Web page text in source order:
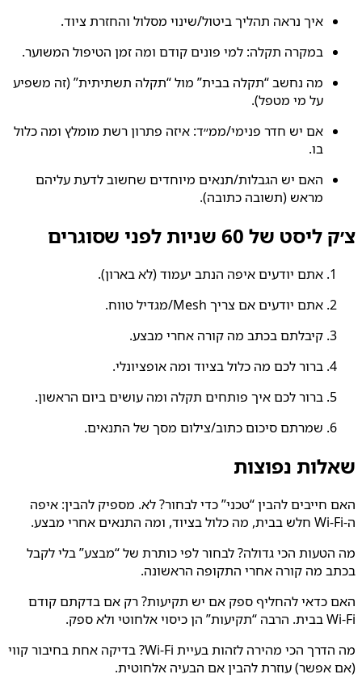
איך נראה תהליך ביטול/שינוי מסלול והחזרת ציוד.
במקרה תקלה: למי פונים קודם ומה זמן הטיפול המשוער.
מה נחשב “תקלה בבית” מול “תקלה תשתיתית” (זה משפיע
על מי מטפל).
אם יש חדר פנימי/ממ״ד: איזה פתרון רשת מומלץ ומה כלול
בו.
האם יש הגבלות/תנאים מיוחדים שחשוב לדעת עליהם
מראש (תשובה כתובה).
צ׳ק ליסט של 60 שניות לפני שסוגרים
אתם יודעים איפה הנתב יעמוד (לא בארון).
אתם יודעים אם צריך Mesh/מגדיל טווח.
קיבלתם בכתב מה קורה אחרי מבצע.
ברור לכם מה כלול בציוד ומה אופציונלי.
ברור לכם איך פותחים תקלה ומה עושים ביום הראשון.
שמרתם סיכום כתוב/צילום מסך של התנאים.
שאלות נפוצות
האם חייבים להבין “טכני” כדי לבחור? לא. מספיק להבין: איפה
ה‑Wi‑Fi חלש בבית, מה כלול בציוד, ומה התנאים אחרי מבצע.
מה הטעות הכי גדולה? לבחור לפי כותרת של “מבצע” בלי לקבל
בכתב מה קורה אחרי התקופה הראשונה.
האם כדאי להחליף ספק אם יש תקיעות? רק אם בדקתם קודם
Wi‑Fi בבית. הרבה “תקיעות” הן כיסוי אלחוטי ולא ספק.
מה הדרך הכי מהירה לזהות בעיית Wi‑Fi? בדיקה אחת בחיבור קווי
(אם אפשר) עוזרת להבין אם הבעיה אלחוטית.